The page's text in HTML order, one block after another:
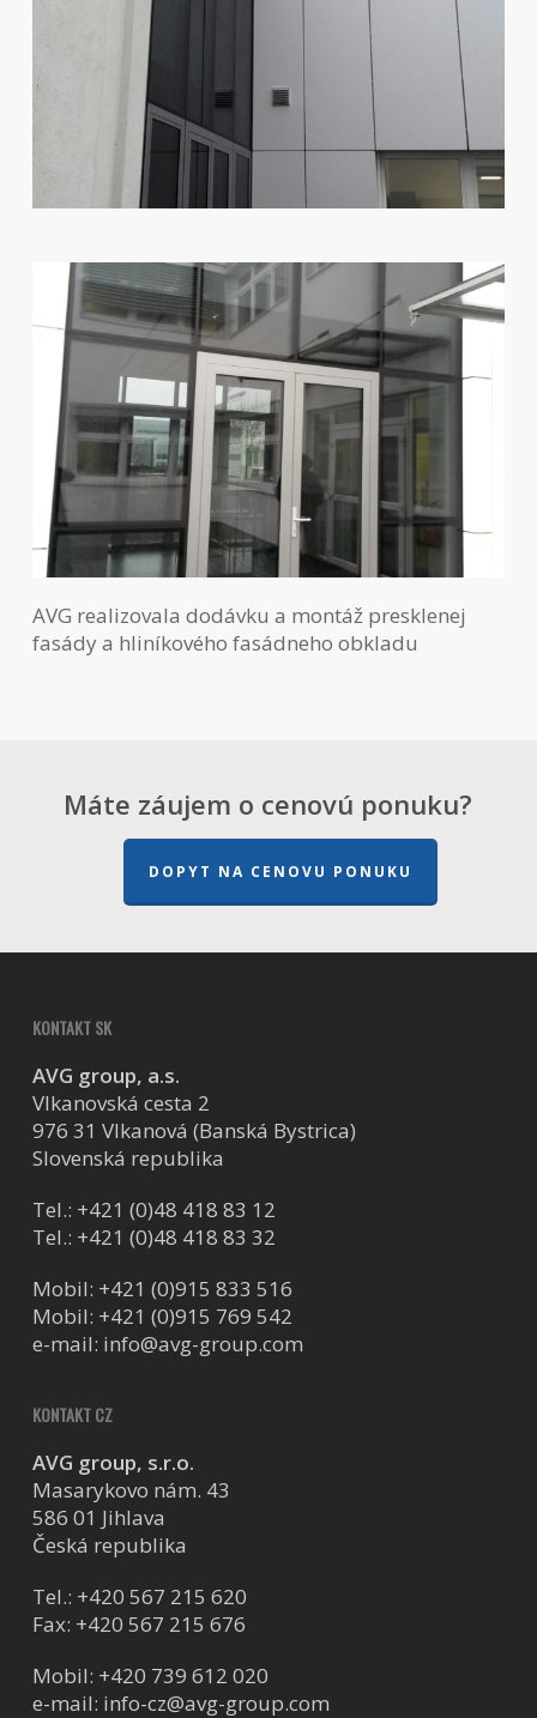
AVG realizovala dodávku a montáž presklenej
fasády a hliníkového fasádneho obkladu
Máte záujem o cenovú ponuku?
DOPYT NA CENOVU PONUKU
KONTAKT SK
AVG group, a.s.
Vlkanovská cesta 2
976 31 Vlkanová (Banská Bystrica)
Slovenská republika
Tel.: +421 (0)48 418 83 12
Tel.: +421 (0)48 418 83 32
Mobil: +421 (0)915 833 516
Mobil: +421 (0)915 769 542
e-mail: info@avg-group.com
KONTAKT CZ
AVG group, s.r.o.
Masarykovo nám. 43
586 01 Jihlava
Česká republika
Tel.: +420 567 215 620
Fax: +420 567 215 676
Mobil: +420 739 612 020
e-mail: info-cz@avg-group.com